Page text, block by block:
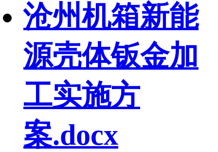
沧州机箱新能
源壳体钣金加
工实施方
案.docx